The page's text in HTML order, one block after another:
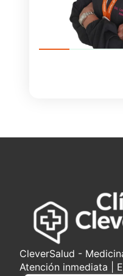
CleverSalud -
Atención inmediata |